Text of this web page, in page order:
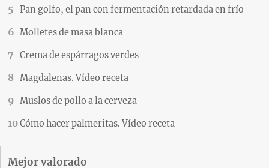
Pan golfo, el pan con fermentación retardada en frío
Molletes de masa blanca
Crema de espárragos verdes
Magdalenas. Vídeo receta
Muslos de pollo a la cerveza
Cómo hacer palmeritas. Vídeo receta
Mejor valorado